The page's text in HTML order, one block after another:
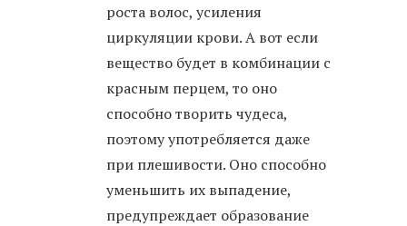
роста волос, усиления
циркуляции крови. А вот если
вещество будет в комбинации с
красным перцем, то оно
способно творить чудеса,
поэтому употребляется даже
при плешивости. Оно способно
уменьшить их выпадение,
предупреждает образование